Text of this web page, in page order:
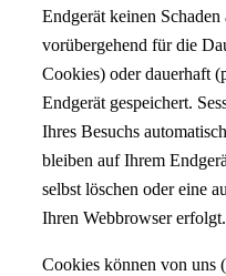
Endgerät keinen
vorübergehend für die
Cookies) oder dauerhaft
Endgerät gespeichert.
Ihres Besuchs
bleiben auf Ihrem
selbst löschen oder eine
Ihren Webbrowser erfolgt.
Cookies können von uns